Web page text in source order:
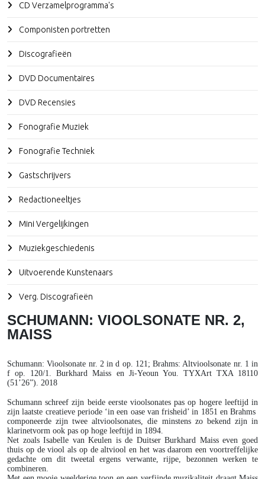
CD Verzamelprogramma's
Componisten portretten
Discografieën
DVD Documentaires
DVD Recensies
Fonografie Muziek
Fonografie Techniek
Gastschrijvers
Redactioneeltjes
Mini Vergelijkingen
Muziekgeschiedenis
Uitvoerende Kunstenaars
Verg. Discografieën
SCHUMANN: VIOOLSONATE NR. 2,
MAISS
Schumann: Vioolsonate nr. 2 in d op. 121; Brahms: Altvioolsonate nr. 1 in
f op. 120/1. Burkhard Maiss en Ji-Yeoun You. TYXArt TXA 18110
(51’26”). 2018
Schumann schreef zijn beide eerste vioolsonates pas op hogere leeftijd in
zijn laatste creatieve periode ‘in een oase van frisheid’ in 1851 en Brahms
componeerde zijn twee altvioolsonates, die minstens zo bekend zijn in
klarinetvorm ook pas op hoge leeftijd in 1894.
Net zoals Isabelle van Keulen is de Duitser Burkhard Maiss even goed
thuis op de viool als op de altviool en het was daarom een voortreffelijke
gedachte om dit tweetal ergens verwante, rijpe, bezonnen werken te
combineren.